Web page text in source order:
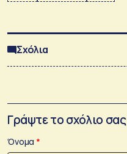
Σχόλια
Γράψτε το σχόλιο σας
Όνομα